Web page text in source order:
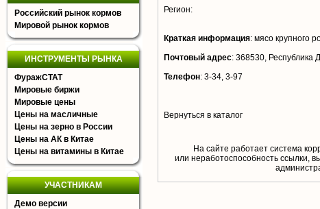
Российский рынок кормов
Мировой рынок кормов
ИНСТРУМЕНТЫ РЫНКА
ФуражСТАТ
Мировые биржи
Мировые цены
Цены на масличные
Цены на зерно в России
Цены на АК в Китае
Цены на витамины в Китае
УЧАСТНИКАМ
Демо версии
Регион:
Краткая информация: мясо крупного
Почтовый адрес: 368530, Республика
Телефон: 3-34, 3-97
Вернуться в каталог
На сайте работает система
или неработоспособность ссылки,